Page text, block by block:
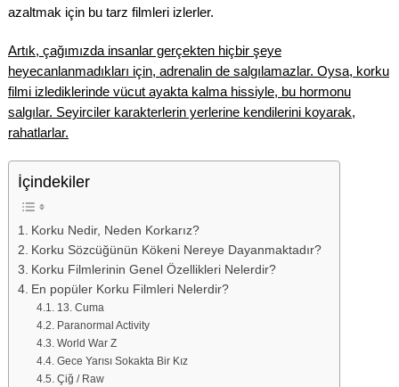
azaltmak için bu tarz filmleri izlerler.
Artık, çağımızda insanlar gerçekten hiçbir şeye
heyecanlanmadıkları için, adrenalin de salgılamazlar. Oysa, korku
filmi izlediklerinde vücut ayakta kalma hissiyle, bu hormonu
salgılar. Seyirciler karakterlerin yerlerine kendilerini koyarak,
rahatlarlar.
İçindekiler
Korku Nedir, Neden Korkarız?
Korku Sözcüğünün Kökeni Nereye Dayanmaktadır?
Korku Filmlerinin Genel Özellikleri Nelerdir?
En popüler Korku Filmleri Nelerdir?
13. Cuma
Paranormal Activity
World War Z
Gece Yarısı Sokakta Bir Kız
Çiğ / Raw